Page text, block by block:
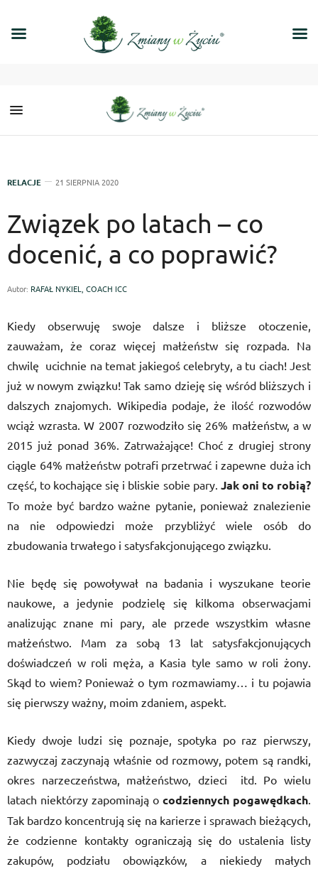
RELACJE 21 SIERPNIA 2020
Związek po latach – co
docenić, a co poprawić?
Autor: RAFAŁ NYKIEL, COACH ICC
Kiedy obserwuję swoje dalsze i bliższe otoczenie,
zauważam, że coraz więcej małżeństw się rozpada. Na
chwilę ucichnie na temat jakiegoś celebryty, a tu ciach! Jest
już w nowym związku! Tak samo dzieję się wśród bliższych i
dalszych znajomych. Wikipedia podaje, że ilość rozwodów
wciąż wzrasta. W 2007 rozwodziło się 26% małżeństw, a w
2015 już ponad 36%. Zatrważające! Choć z drugiej strony
ciągle 64% małżeństw potrafi przetrwać i zapewne duża ich
część, to kochające się i bliskie sobie pary. Jak oni to robią?
To może być bardzo ważne pytanie, ponieważ znalezienie
na nie odpowiedzi może przybliżyć wiele osób do
zbudowania trwałego i satysfakcjonującego związku.
Nie będę się powoływał na badania i wyszukane teorie
naukowe, a jedynie podzielę się kilkoma obserwacjami
analizując znane mi pary, ale przede wszystkim własne
małżeństwo. Mam za sobą 13 lat satysfakcjonujących
doświadczeń w roli męża, a Kasia tyle samo w roli żony.
Skąd to wiem? Ponieważ o tym rozmawiamy… i tu pojawia
się pierwszy ważny, moim zdaniem, aspekt.
Kiedy dwoje ludzi się poznaje, spotyka po raz pierwszy,
zazwyczaj zaczynają właśnie od rozmowy, potem są randki,
okres narzeczeństwa, małżeństwo, dzieci itd. Po wielu
latach niektórzy zapominają o codziennych pogawędkach.
Tak bardzo koncentrują się na karierze i sprawach bieżących,
że codzienne kontakty ograniczają się do ustalenia listy
zakupów, podziału obowiązków, a niekiedy małych